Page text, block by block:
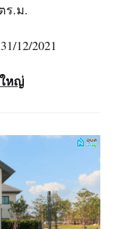
ร.ม.
12/2021
หญ่